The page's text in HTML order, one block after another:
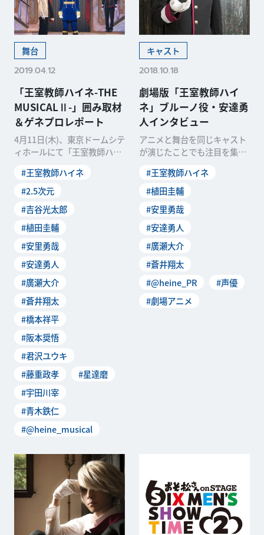
舞台
2019.04.12
「王室教師ハイネ-THE
MUSICALⅡ-」囲み取材
＆ゲネプロレポート
4月11日(木)、東京ドームシテ
ィホールにて「王室教師ハイ
しま
#王室教師ハイネ
#2.5次元
#吉谷光太郎
#植田圭輔
#安里勇哉
#安達勇人
#廣瀬大介
#蒼井翔太
#橋本祥平
#阪本奨悟
#君沢ユウキ
#藤重政孝
#星達磨
#宇田川宰
#青木鉄仁
#@heine_musical
キャスト
2018.10.18
劇場版「王室教師ハイ
ネ」ブルーノ役・安達勇
人インタビュー
アニメと舞台を同じキャスト
が演じたことでも注目を集め
な本作の劇場版アニメが
#王室教師ハイネ
#植田圭輔
#安里勇哉
#安達勇人
#廣瀬大介
#蒼井翔太
#@heine_PR
#声優
#劇場アニメ